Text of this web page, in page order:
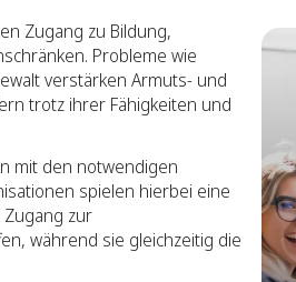
Zugang zu Bildung,
Probleme wie
verstärken Armuts- und
trotz ihrer Fähigkeiten und
mit den notwendigen
spielen hierbei eine
zur
während sie gleichzeitig die